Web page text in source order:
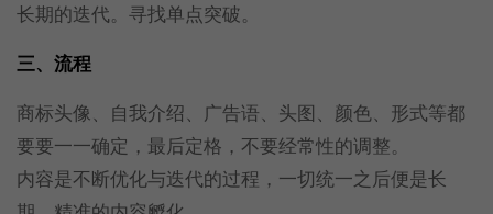
长期的迭代。寻找单点突破。
三、流程
商标头像、自我介绍、广告语、头图、颜色、形式等都
要要一一确定，最后定格，不要经常性的调整。
内容是不断优化与迭代的过程，一切统一之后便是长